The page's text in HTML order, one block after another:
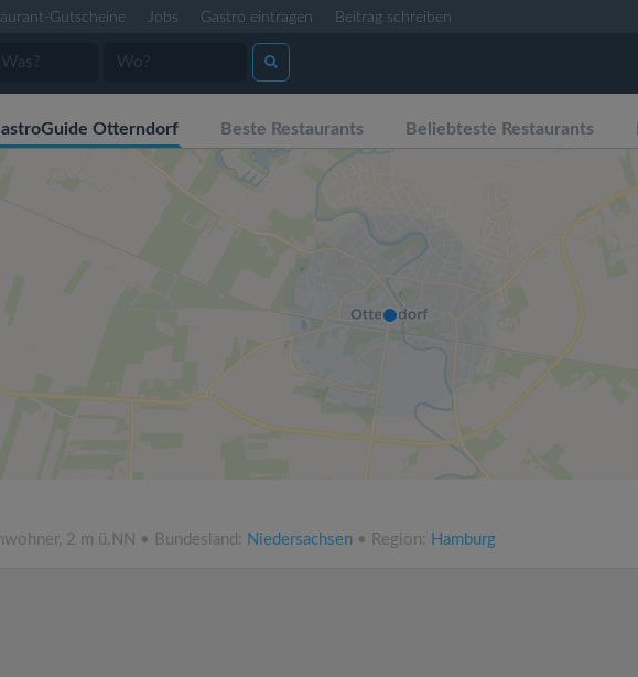
Gutscheine Jobs Gastro eintragen Beitrag schreiben
Otterndorf Beste Restaurants Beliebteste Restaurants
2 m ü.NN • Bundesland: Niedersachsen • Region: Hamburg